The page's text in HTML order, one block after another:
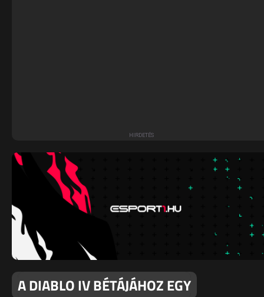
A DIABLO IV BÉTÁJÁHOZ EGY